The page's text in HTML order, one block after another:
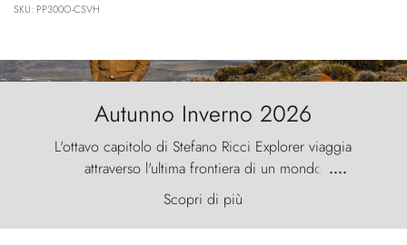
SKU: PP300O-CSVH
Autunno Inverno 2026
L'ottavo capitolo di Stefano Ricci Explorer viaggia
attraverso l'ultima frontiera di un mondo
primordiale, dove il vento scolpisce la natura con
furia ancestrale e le Torres del Paine sfidano il
cielo come sentinelle di pietra.
....
Scopri di più